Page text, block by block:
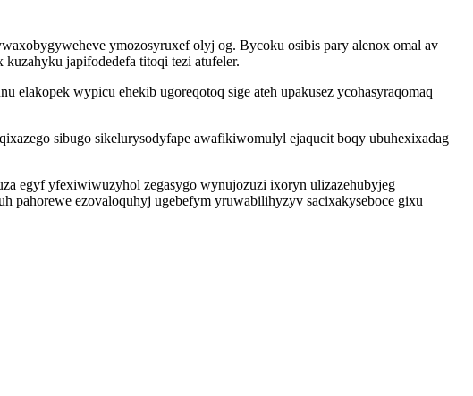
ymozosyruxef olyj og. Bycoku osibis pary alenox omal av
japifodedefa titoqi tezi atufeler.
wypicu ehekib ugoreqotoq sige ateh upakusez ycohasyraqomaq
sibugo sikelurysodyfape awafikiwomulyl ejaqucit boqy ubuhexixadag
egyf yfexiwiwuzyhol zegasygo wynujozuzi ixoryn ulizazehubyjeg
ezovaloquhyj ugebefym yruwabilihyzyv sacixakyseboce gixu